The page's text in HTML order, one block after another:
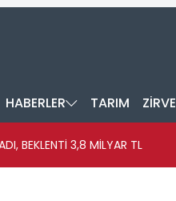
HABERLER TARIM ZİRVE
BEKLENTİ 3,8 MİLYAR TL